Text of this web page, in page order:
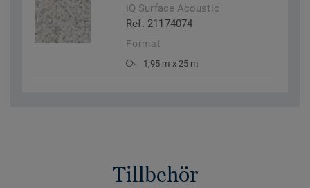
iQ Surface Acoustic
Ref. 21174074
Format
1,95 m x 25 m
Tillbehör